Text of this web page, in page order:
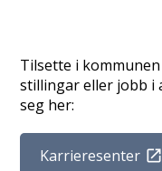
Tilsette i
stillingar eller jobb i
seg her:
Karrieresenter